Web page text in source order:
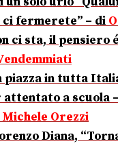
fermerete” – di
ci sta, il pensiero
piazza in tutta
a scuola
Michele Orezzi
Diana,